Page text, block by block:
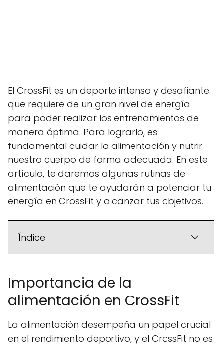
El CrossFit es un deporte intenso y desafiante
que requiere de un gran nivel de energía
para poder realizar los entrenamientos de
manera óptima. Para lograrlo, es
fundamental cuidar la alimentación y nutrir
nuestro cuerpo de forma adecuada. En este
artículo, te daremos algunas rutinas de
alimentación que te ayudarán a potenciar tu
energía en CrossFit y alcanzar tus objetivos.
Índice
Importancia de la
alimentación en CrossFit
La alimentación desempeña un papel crucial
en el rendimiento deportivo, y el CrossFit no es